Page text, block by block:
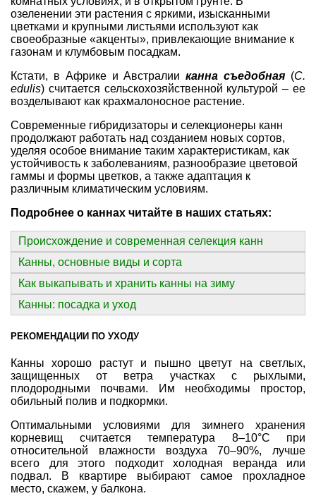
озеленении эти растения с яркими, изысканными
цветками и крупными листьями используют как
своеобразные «акценты», привлекающие внимание к
газонам и клумбовым посадкам.
Кстати, в Африке и Австралииканна съедобная (C.
edulis) считается сельскохозяйственной культурой – ее
возделывают как крахмалоносное растение.
Современные гибридизаторы и селекционеры канн
продолжают работать над созданием новых сортов,
уделяя особое внимание таким характеристикам, как
устойчивость к заболеваниям, разнообразие цветовой
гаммы и формы цветков, а также адаптация к
различным климатическим условиям.
Подробнее о каннах читайте в наших статьях:
Происхождение и современная селекция канн
Канны, основные виды и сорта
Как выкапывать и хранить канны на зиму
Канны: посадка и уход
РЕКОМЕНДАЦИИ ПО УХОДУ
Канны хорошо растут и пышно цветут на светлых,
защищенных от ветра участках с рыхлыми,
плодородными почвами. Им необходимы простор,
обильный полив и подкормки.
Оптимальными условиями для зимнего хранения
корневищ считается температура 8–10°С при
относительной влажности воздуха 70–90%, лучше
всего для этого подходит холодная веранда или
подвал. В квартире выбирают самое прохладное
место, скажем, у балкона.